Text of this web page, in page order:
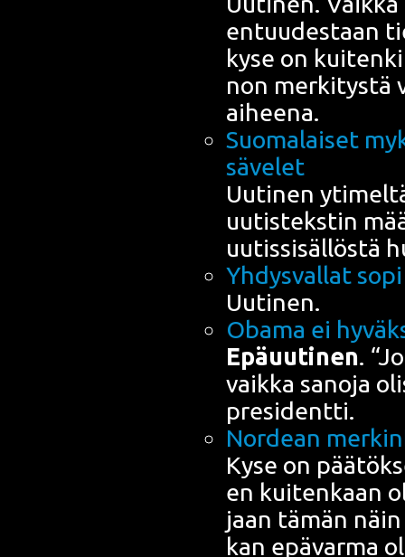
entuu­des­taan
kyse on
non mer­ki­tys­tä
aiheena.
Suo­ma­lai­set
sävelet
Uuti­nen
uutis­teks­tin
uutis­si­säl­lös­tä
Yhdys­val­lat
Uutinen.
Oba­ma ei
Epä­uu­ti­nen.
vaik­ka sano­ja
presidentti.
Nor­dean
Kyse on
en kui­ten­kaan
jaan tämän
kan epä­var­ma